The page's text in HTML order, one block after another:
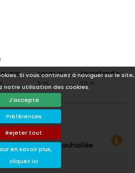
Si vous continuez à naviguer sur le site,
notre utilisation des cookies.
J'accepte
Préférences
Rejeter tout
en savoir plus,
cliquez ici
:
Largeur:
5 m.
Approfondie:
2,5 m.